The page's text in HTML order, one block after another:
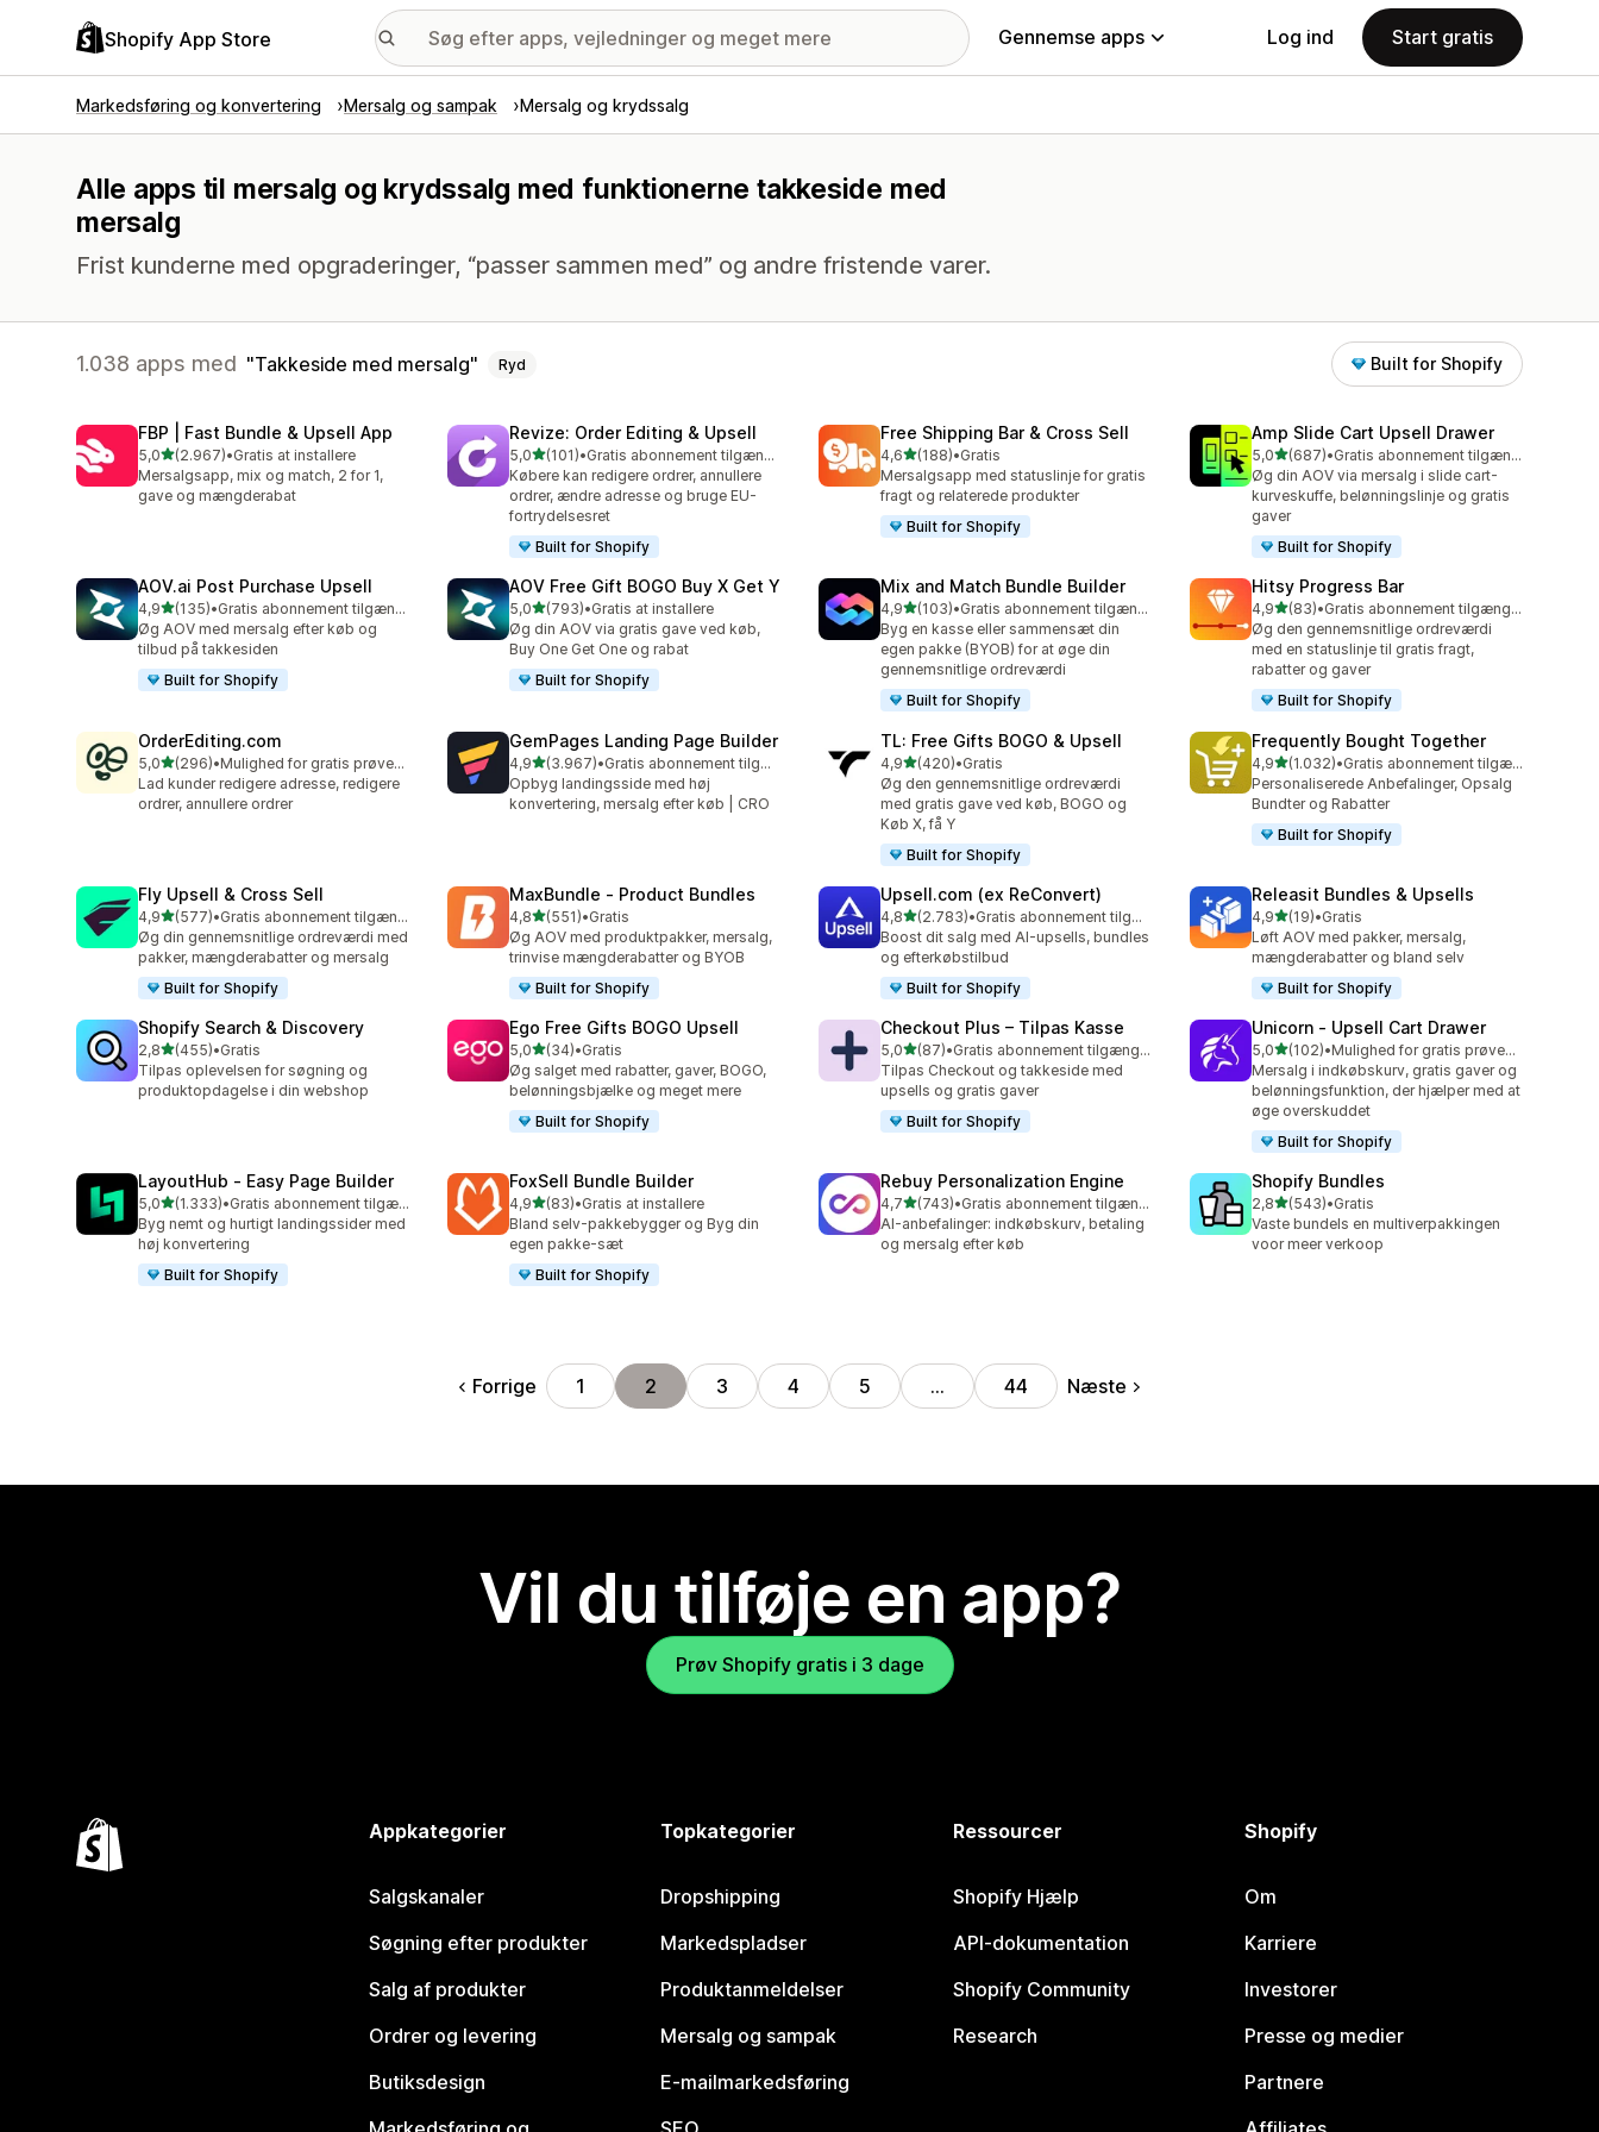
Shopify App Store Gennemse apps Log ind Start gratis
Markedsføring og konvertering Mersalg og sampak Mersalg og krydssalg
Alle apps til mersalg og krydssalg med funktionerne takkeside med
mersalg
Frist kunderne med opgraderinger, “passer sammen med” og andre fristende varer.
1.038 apps med Takkeside med mersalg Ryd Built for Shopify
FBP | Fast Bundle & Upsell App
5,0ud af 5 stjerner
(2.967)
2967 anmeldelser i alt
•Gratis at installere
Mersalgsapp, mix og match, 2 for 1,
gave og mængderabat
Revize: Order Editing & Upsell
5,0ud af 5 stjerner
(101)
101 anmeldelser i alt
•
Gratis abonnement tilgængeligt
Købere kan redigere ordrer, annullere
ordrer, ændre adresse og bruge EU-
fortrydelsesret
Built for Shopify
Free Shipping Bar & Cross Sell
4,6ud af 5 stjerner
(188)
188 anmeldelser i alt
•Gratis
Mersalgsapp med statuslinje for gratis
fragt og relaterede produkter
Built for Shopify
Amp Slide Cart Upsell Drawer
5,0ud af 5 stjerner
(687)
687 anmeldelser i alt
•
Gratis abonnement tilgængeligt
Øg din AOV via mersalg i slide cart-
kurveskuffe, belønningslinje og gratis
gaver
Built for Shopify
AOV.ai Post Purchase Upsell
4,9ud af 5 stjerner
(135)
135 anmeldelser i alt
•
Gratis abonnement tilgængeligt
Øg AOV med mersalg efter køb og
tilbud på takkesiden
Built for Shopify
AOV Free Gift BOGO Buy X Get Y
5,0ud af 5 stjerner
(793)
793 anmeldelser i alt
•Gratis at installere
Øg din AOV via gratis gave ved køb,
Buy One Get One og rabat
Built for Shopify
Mix and Match Bundle Builder
4,9ud af 5 stjerner
(103)
103 anmeldelser i alt
•
Gratis abonnement tilgængeligt
Byg en kasse eller sammensæt din
egen pakke (BYOB) for at øge din
gennemsnitlige ordreværdi
Built for Shopify
Hitsy Progress Bar
4,9ud af 5 stjerner
(83)
83 anmeldelser i alt
•
Gratis abonnement tilgængeligt
Øg den gennemsnitlige ordreværdi
med en statuslinje til gratis fragt,
rabatter og gaver
Built for Shopify
OrderEditing.com
5,0ud af 5 stjerner
(296)
296 anmeldelser i alt
•
Mulighed for gratis prøveperiode
Lad kunder redigere adresse, redigere
ordrer, annullere ordrer
GemPages Landing Page Builder
4,9ud af 5 stjerner
(3.967)
3967 anmeldelser i alt
•
Gratis abonnement tilgængeligt
Opbyg landingsside med høj
konvertering, mersalg efter køb | CRO
TL: Free Gifts BOGO & Upsell
4,9ud af 5 stjerner
(420)
420 anmeldelser i alt
•Gratis
Øg den gennemsnitlige ordreværdi
med gratis gave ved køb, BOGO og
Køb X, få Y
Built for Shopify
Frequently Bought Together
4,9ud af 5 stjerner
(1.032)
1032 anmeldelser i alt
•
Gratis abonnement tilgængeligt
Personaliserede Anbefalinger, Opsalg
Bundter og Rabatter
Built for Shopify
Fly Upsell & Cross Sell
4,9ud af 5 stjerner
(577)
577 anmeldelser i alt
•
Gratis abonnement tilgængeligt
Øg din gennemsnitlige ordreværdi med
pakker, mængderabatter og mersalg
Built for Shopify
MaxBundle ‑ Product Bundles
4,8ud af 5 stjerner
(551)
551 anmeldelser i alt
•Gratis
Øg AOV med produktpakker, mersalg,
trinvise mængderabatter og BYOB
Built for Shopify
Upsell.com (ex ReConvert)
4,8ud af 5 stjerner
(2.783)
2783 anmeldelser i alt
•
Gratis abonnement tilgængeligt
Boost dit salg med AI-upsells, bundles
og efterkøbstilbud
Built for Shopify
Releasit Bundles & Upsells
4,9ud af 5 stjerner
(19)
19 anmeldelser i alt
•Gratis
Løft AOV med pakker, mersalg,
mængderabatter og bland selv
Built for Shopify
Shopify Search & Discovery
2,8ud af 5 stjerner
(455)
455 anmeldelser i alt
•Gratis
Tilpas oplevelsen for søgning og
produktopdagelse i din webshop
Ego Free Gifts BOGO Upsell
5,0ud af 5 stjerner
(34)
34 anmeldelser i alt
•Gratis
Øg salget med rabatter, gaver, BOGO,
belønningsbjælke og meget mere
Built for Shopify
Checkout Plus – Tilpas Kasse
5,0ud af 5 stjerner
(87)
87 anmeldelser i alt
•
Gratis abonnement tilgængeligt
Tilpas Checkout og takkeside med
upsells og gratis gaver
Built for Shopify
Unicorn ‑ Upsell Cart Drawer
5,0ud af 5 stjerner
(102)
102 anmeldelser i alt
•
Mulighed for gratis prøveperiode
Mersalg i indkøbskurv, gratis gaver og
belønningsfunktion, der hjælper med at
øge overskuddet
Built for Shopify
LayoutHub ‑ Easy Page Builder
5,0ud af 5 stjerner
(1.333)
1333 anmeldelser i alt
•
Gratis abonnement tilgængeligt
Byg nemt og hurtigt landingssider med
høj konvertering
Built for Shopify
FoxSell Bundle Builder
4,9ud af 5 stjerner
(83)
83 anmeldelser i alt
•Gratis at installere
Bland selv-pakkebygger og Byg din
egen pakke-sæt
Built for Shopify
Rebuy Personalization Engine
4,7ud af 5 stjerner
(743)
743 anmeldelser i alt
•
Gratis abonnement tilgængeligt
AI-anbefalinger: indkøbskurv, betaling
og mersalg efter køb
Shopify Bundles
2,8ud af 5 stjerner
(543)
543 anmeldelser i alt
•Gratis
Vaste bundels en multiverpakkingen
voor meer verkoop
Forrige 1 2 3 4 5 … 44 Næste
Vil du tilføje en app?
Prøv Shopify gratis i 3 dage
Appkategorier
Salgskanaler
Søgning efter produkter
Salg af produkter
Ordrer og levering
Butiksdesign
Topkategorier
Dropshipping
Markedspladser
Produktanmeldelser
Mersalg og sampak
E-mailmarkedsføring
Ressourcer
Shopify Hjælp
API-dokumentation
Shopify Community
Research
Shopify
Om
Karriere
Investorer
Presse og medier
Partnere